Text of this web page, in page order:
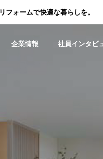
リフォームで快適な暮らしを。
企業情報 社員インタビ